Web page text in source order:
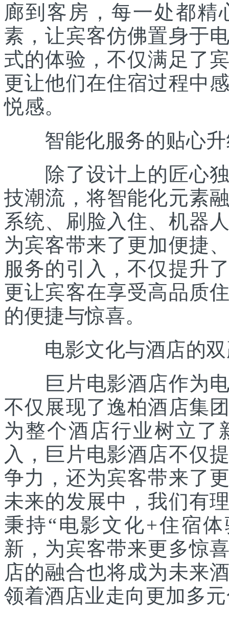
廊到客房，每一处都精
素，让宾客仿佛置身于
式的体验，不仅满足了
更让他们在住宿过程中
悦感。
智能化服务的贴心升
除了设计上的匠心独
技潮流，将智能化元素
系统、刷脸入住、机器
为宾客带来了更加便捷
服务的引入，不仅提升
更让宾客在享受高品质
的便捷与惊喜。
电影文化与酒店的双
巨片电影酒店作为电
不仅展现了逸柏酒店集
为整个酒店行业树立了
入，巨片电影酒店不仅
争力，还为宾客带来了
未来的发展中，我们有
秉持“电影文化+住宿
新，为宾客带来更多惊
店的融合也将成为未来
领着酒店业走向更加多